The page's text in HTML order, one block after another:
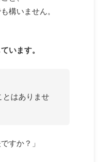
構いません。
います。
とはありませ
すか？」